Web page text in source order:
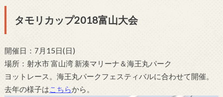
タモリカップ2018富山大会
開催日：7月15日(日)
場所：射水市 富山湾 新湊マリーナ＆海王丸パーク
ヨットレース。海王丸パークフェスティバルに合わせて開催。
去年の様子はこちらから。